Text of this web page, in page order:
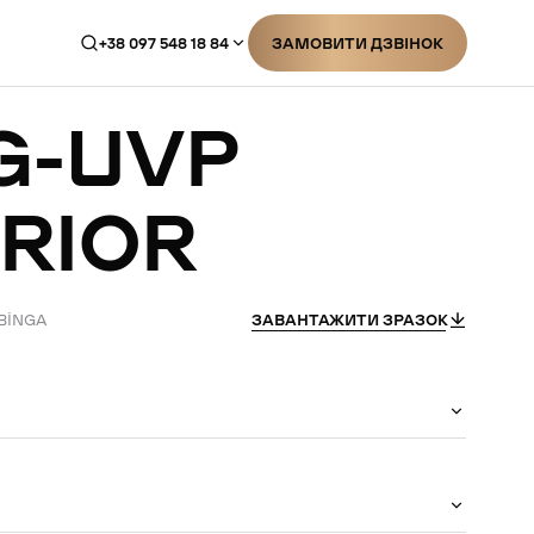
+38 097 548 18 84 ЗАМОВИТИ ДЗВІНОК
UVP
ЗАВАНТАЖИТИ ЗРАЗОК